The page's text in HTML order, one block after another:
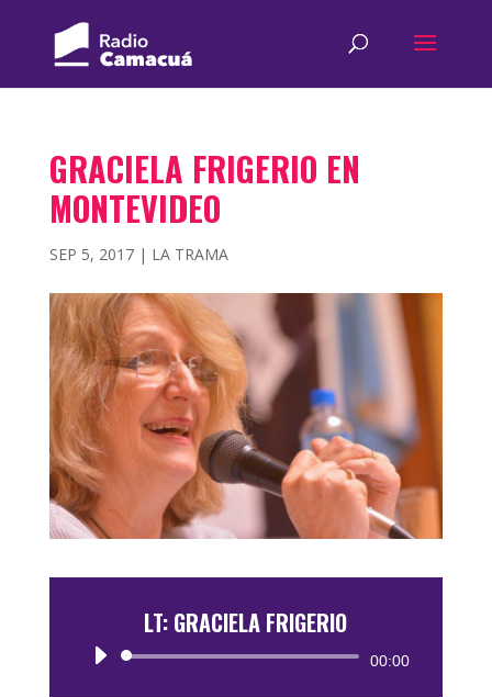
GRACIELA FRIGERIO EN
MONTEVIDEO
SEP 5, 2017| LA TRAMA
LT: GRACIELA FRIGERIO
Reproductor
00:00